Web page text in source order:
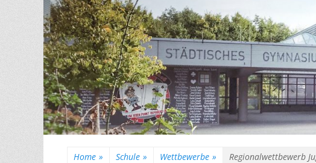
Home » Schule » Wettbewerbe » Regionalwettbewerb